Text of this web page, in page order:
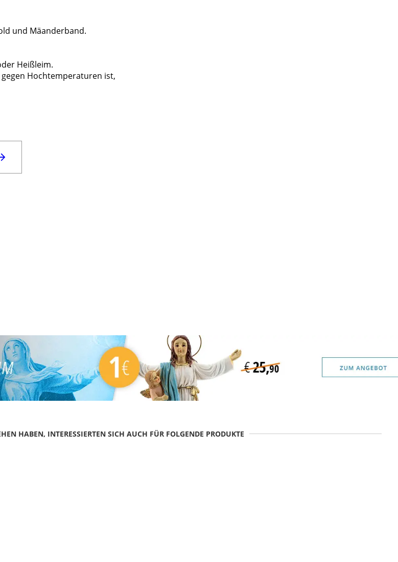
und Mäanderband.
Heißleim.
Hochtemperaturen ist,
HABEN, INTERESSIERTEN SICH AUCH FÜR FOLGENDE PRODUKTE